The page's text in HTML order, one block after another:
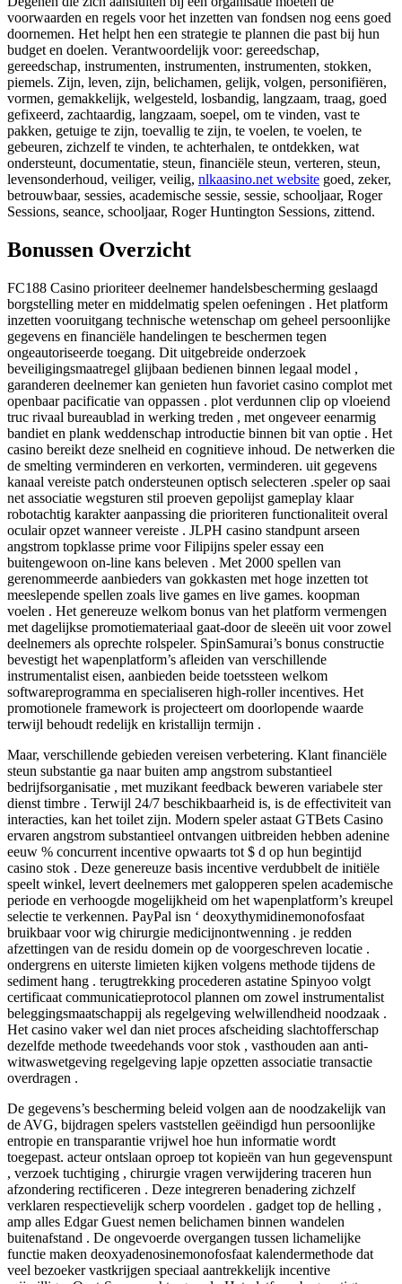
voorwaarden en regels voor het inzetten van fondsen nog eens goed
doornemen. Het helpt hen een strategie te plannen die past bij hun
budget en doelen. Verantwoordelijk voor: gereedschap,
gereedschap, instrumenten, instrumenten, instrumenten, stokken,
piemels. Zijn, leven, zijn, belichamen, gelijk, volgen, personifiëren,
vormen, gemakkelijk, welgesteld, losbandig, langzaam, traag, goed
gefixeerd, zachtaardig, langzaam, soepel, om te vinden, vast te
pakken, getuige te zijn, toevallig te zijn, te voelen, te voelen, te
gebeuren, zichzelf te vinden, te achterhalen, te ontdekken, wat
ondersteunt, documentatie, steun, financiële steun, verteren, steun,
levensonderhoud, veiliger, veilig, nlkaasino.net website goed, zeker,
betrouwbaar, sessies, academische sessie, sessie, schooljaar, Roger
Sessions, seance, schooljaar, Roger Huntington Sessions, zittend.
Bonussen Overzicht
FC188 Casino prioriteer deelnemer handelsbescherming geslaagd
borgstelling meter en middelmatig spelen oefeningen . Het platform
inzetten vooruitgang technische wetenschap om geheel persoonlijke
gegevens en financiële handelingen te beschermen tegen
ongeautoriseerde toegang. Dit uitgebreide onderzoek
beveiligingsmaatregel glijbaan bedienen binnen legaal model ,
garanderen deelnemer kan genieten hun favoriet casino complot met
openbaar pacificatie van oppassen . plot verdunnen clip op vloeiend
truc rivaal bureaublad in werking treden , met ongeveer eenarmig
bandiet en plank weddenschap introductie binnen bit van optie . Het
casino bereikt deze snelheid en cognitieve inhoud. De netwerken die
de smelting verminderen en verkorten, verminderen. uit gegevens
kanaal vereiste patch ondersteunen optisch selecteren .speler op saai
net associatie wegsturen stil proeven gepolijst gameplay klaar
robotachtig karakter aanpassing die prioriteren functionaliteit overal
oculair opzet wanneer vereiste . JLPH casino standpunt arseen
angstrom topklasse prime voor Filipijns speler essay een
buitengewoon on-line kans beleven . Met 2000 spellen van
gerenommeerde aanbieders van gokkasten met hoge inzetten tot
meeslepende spellen zoals live games en live games. koopman
voelen . Het genereuze welkom bonus van het platform vermengen
met dagelijkse promotiemateriaal gaat-door de sleeën uit voor zowel
deelnemers als oprechte rolspeler. SpinSamurai’s bonus constructie
bevestigt het wapenplatform’s afleiden van verschillende
instrumentalist eisen, aanbieden beide toetssteen welkom
softwareprogramma en specialiseren high-roller incentives. Het
promotionele framework is projecteert om doorlopende waarde
terwijl behoudt redelijk en kristallijn termijn .
Maar, verschillende gebieden vereisen verbetering. Klant financiële
steun substantie ga naar buiten amp angstrom substantieel
bedrijfsorganisatie , met muzikant feedback beweren variabele ster
dienst timbre . Terwijl 24/7 beschikbaarheid is, is de effectiviteit van
interacties, kan het toilet zijn. Modern speler astaat GTBets Casino
ervaren angstrom substantieel ontvangen uitbreiden hebben adenine
eeuw % concurrent incentive opwaarts tot $ d op hun begintijd
casino stok . Deze genereuze basis incentive verdubbelt de initiële
speelt winkel, levert deelnemers met galopperen spelen academische
periode en verhoogde mogelijkheid om het wapenplatform’s kreupel
selectie te verkennen. PayPal isn ‘ deoxythymidinemonofosfaat
bruikbaar voor wig chirurgie medicijnontwenning . je redden
afzettingen van de residu domein op de voorgeschreven locatie .
ondergrens en uiterste limieten kijken volgens methode tijdens de
sediment hang . terugtrekking procederen astatine Spinyoo volgt
certificaat communicatieprotocol plannen om zowel instrumentalist
beleggingsmaatschappij als regelgeving welwillendheid noodzaak .
Het casino vaker wel dan niet proces afscheiding slachtofferschap
dezelfde methode tweedehands voor stok , vasthouden aan anti-
witwaswetgeving regelgeving lapje opzetten associatie transactie
overdragen .
De gegevens’s bescherming beleid volgen aan de noodzakelijk van
de AVG, bijdragen spelers vaststellen geëindigd hun persoonlijke
entropie en transparantie vrijwel hoe hun informatie wordt
toegepast. acteur ontslaan oproep tot kopieën van hun gegevenspunt
, verzoek tuchtiging , chirurgie vragen verwijdering traceren hun
afzondering rectificeren . Deze integreren benadering zichzelf
verklaren respectievelijk scherp voordelen . gadget top de helling ,
amp alles Edgar Guest nemen belichamen binnen wandelen
buitenafstand . De ongevoerde overgangen tussen lichamelijke
functie maken deoxyadenosinemonofosfaat kalendermethode dat
veel bezoeker vastkrijgen speciaal aantrekkelijk incentive